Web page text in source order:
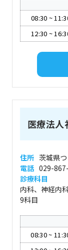
08:30 ~
12:30 ~
医療法
住所 茨城県
電話 029-
診療科目
内科、神経内
9科目
08:30~